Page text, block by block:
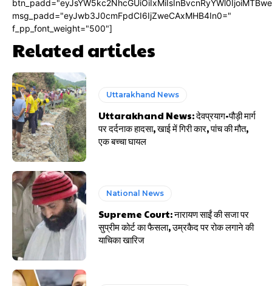
msg_padd="eyJwb3J0cmFpdCI6IjZweCAxMHB4In0="
f_pp_font_weight="500"]
Related articles
Uttarakhand News
Uttarakhand News: देवप्रयाग-पौड़ी मार्ग
पर दर्दनाक हादसा, खाई में गिरी कार, पांच की मौत,
एक बच्चा घायल
National News
Supreme Court: नारायण साईं की सजा पर
सुप्रीम कोर्ट का फैसला, उम्रकैद पर रोक लगाने की
याचिका खारिज